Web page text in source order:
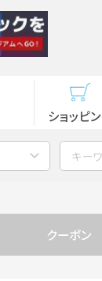
ショッピ
クーポン